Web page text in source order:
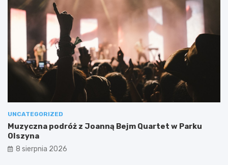
UNCATEGORIZED
Muzyczna podróż z Joanną Bejm Quartet w Parku
Olszyna
8 sierpnia 2026